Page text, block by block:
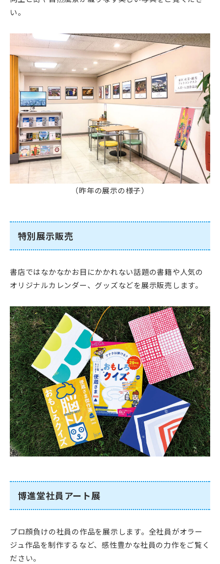
い。
（昨年の展示の様子）
特別展示販売
書店ではなかなかお目にかかれない話題の書籍や人気の
オリジナルカレンダー、グッズなどを展示販売します。
博進堂社員アート展
プロ顔負けの社員の作品を展示します。全社員がオラー
ジュ作品を制作するなど、感性豊かな社員の力作をご覧く
ださい。